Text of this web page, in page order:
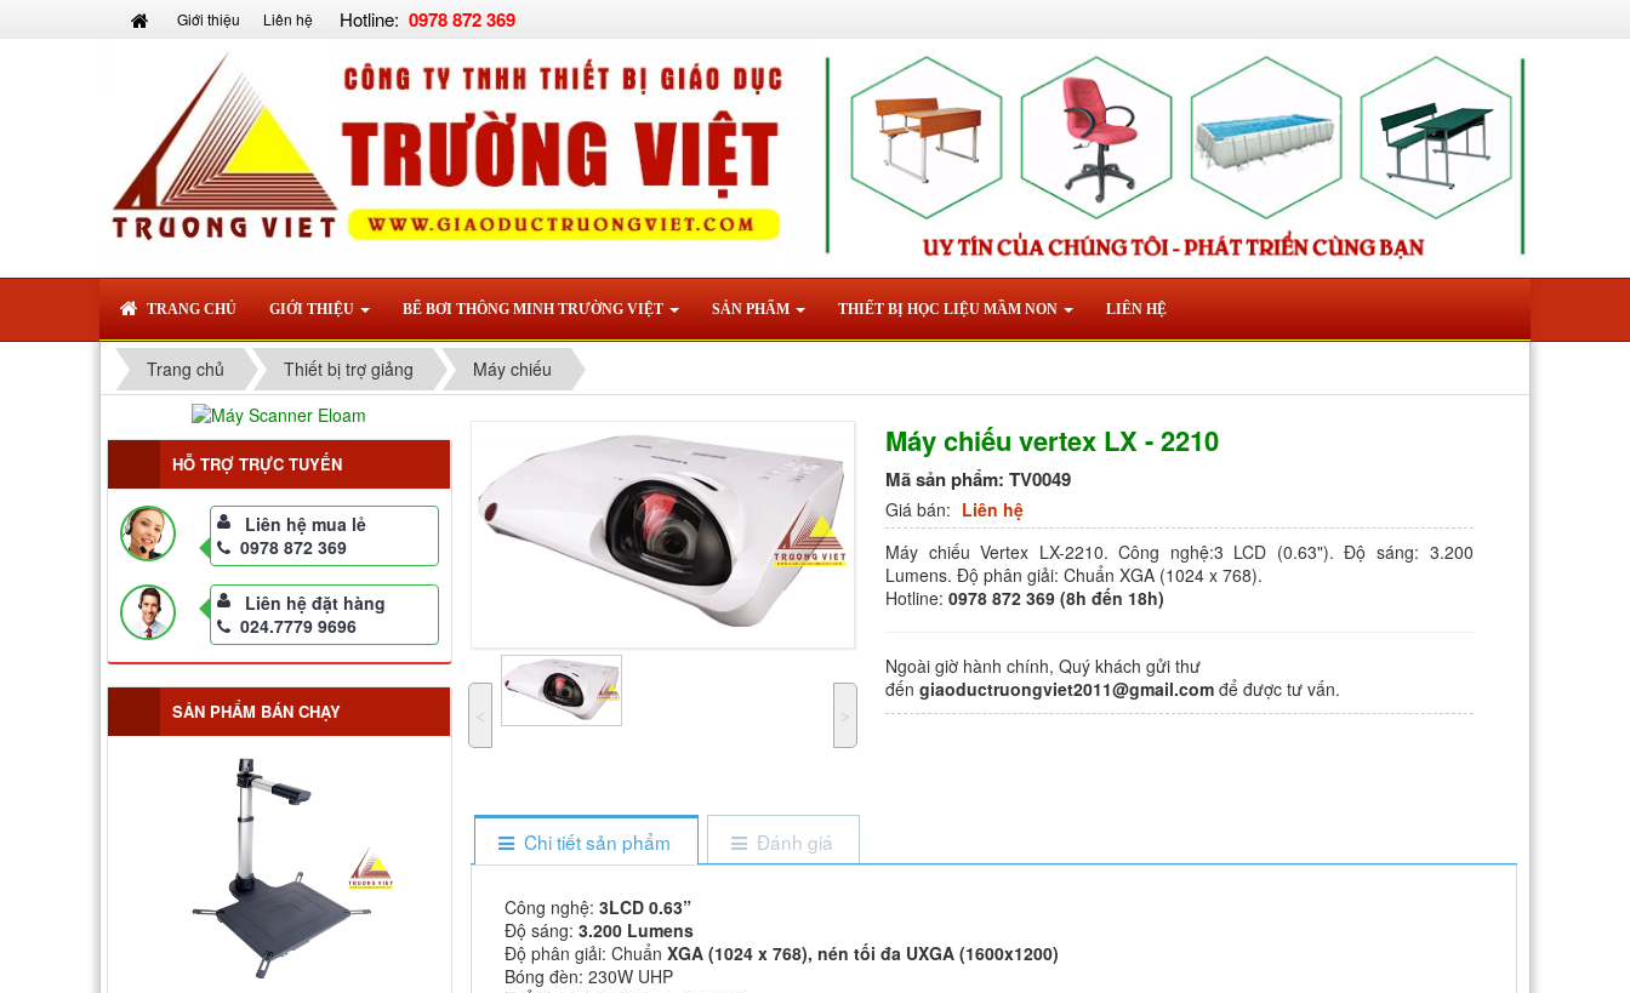
Giới thiệu Liên hệ Hotline: 0978 872 369
TRANG CHỦ GIỚI THIỆU BỂ BƠI THÔNG MINH TRƯỜNG VIỆT SẢN PHẨM THIẾT BỊ HỌC LIỆU MẦM NON LIÊN HỆ
Trang chủ Thiết bị trợ giảng Máy chiếu
˂ ˃
Máy chiếu vertex LX - 2210
Mã sản phẩm:TV0049
Giá bán: Liên hệ
Máy chiếu Vertex LX-2210. Công nghệ:3 LCD (0.63"). Độ sáng: 3.200
Lumens. Độ phân giải: Chuẩn XGA (1024 x 768).
Hotline: 0978 872 369 (8h đến 18h)
Ngoài giờ hành chính, Quý khách gửi thư
đếngiaoductruongviet2011@gmail.com để được tư vấn.
Chi tiết sản phẩm Đánh giá
Công nghệ: 3LCD 0.63”
Độ sáng: 3.200 Lumens
Độ phân giải: Chuẩn XGA (1024 x 768), nén tối đa UXGA (1600x1200)
Bóng đèn: 230W UHP
HỖ TRỢ TRỰC TUYẾN
Liên hệ mua lẻ
0978 872 369
Liên hệ đặt hàng
024.7779 9696
SẢN PHẨM BÁN CHẠY